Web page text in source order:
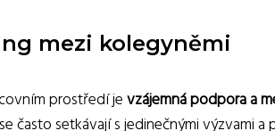
mezi kolegyněmi
prostředí jevzájemná podpora a
často setkávají s jedinečnými výzvami